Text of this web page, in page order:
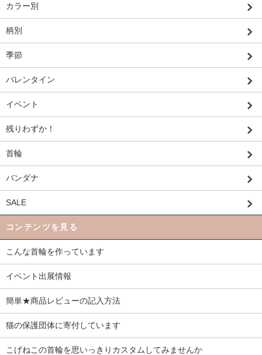
カラー別
柄別
季節
バレンタイン
イベント
残りわずか！
首輪
バンダナ
SALE
コンテンツを見る
こんな首輪を作っています
イベント出展情報
簡単★商品レビューの記入方法
猫の保護団体に寄付しています
こげねこの首輪を思いっきりカスタムしてみませんか